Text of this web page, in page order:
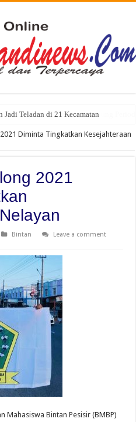
Teladan di 21 Kecamatan
Karang Taruna Provinsi Lampung
Diminta Tingkatkan Kesejahteraan
2021
Bintan
Leave a comment
Mahasiswa Bintan Pesisir (BMBP)